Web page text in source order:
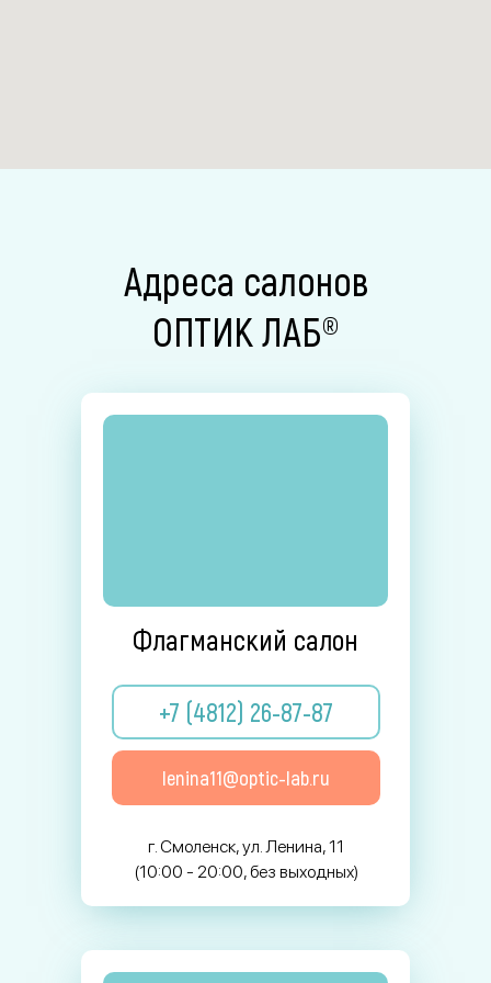
Адреса салонов
ОПТИК ЛАБ®
г. Смоленск, ул. Ленина, 11
(10:00 - 20:00, без выходных)
Флагманский салон
+7 (4812) 26-87-87
lenina11@optic-lab.ru